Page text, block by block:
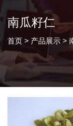
南瓜籽仁
首页 > 产品展示 >